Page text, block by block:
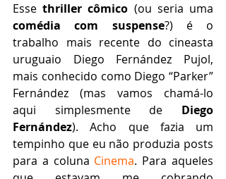
Esse thriller cômico
comédia com suspense?) é o
trabalho mais recente do cineasta
uruguaio Diego Fernández Pujol,
mais conhecido como Diego “Parker”
Fernández (mas vamos chamá-lo
aqui simplesmente de Diego
Fernández). Acho que fazia um
tempinho que eu não produzia posts
para a coluna Cinema. Para aqueles